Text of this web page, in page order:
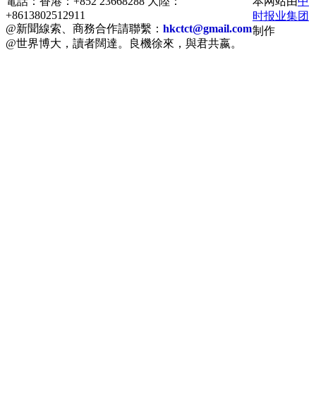
+8613802512911
@新聞線索、商務合作請聯繫： hkctct@gmail.com
@世界博大，讀者闊達。良機徐來，與君共嬴。
时报业集团
制作